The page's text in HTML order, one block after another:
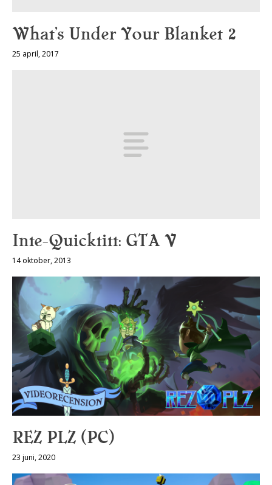
What’s Under Your Blanket 2
25 april, 2017
Inte-Quicktitt: GTA V
14 oktober, 2013
REZ PLZ (PC)
23 juni, 2020